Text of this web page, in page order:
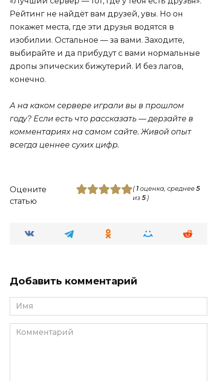
Рейтинг не найдёт вам друзей, увы. Но он
покажет места, где эти друзья водятся в
изобилии. Остальное — за вами. Заходите,
выбирайте и да прибудут с вами нормальные
дропы эпических бижутерий. И без лагов,
конечно.
А на каком сервере играли вы в прошлом
году? Если есть что рассказать — дерзайте в
комментариях на самом сайте. Живой опыт
всегда ценнее сухих цифр.
Оцените
статью
( 1оценка, среднее 5
из 5)
Добавить комментарий
Имя
Комментарий